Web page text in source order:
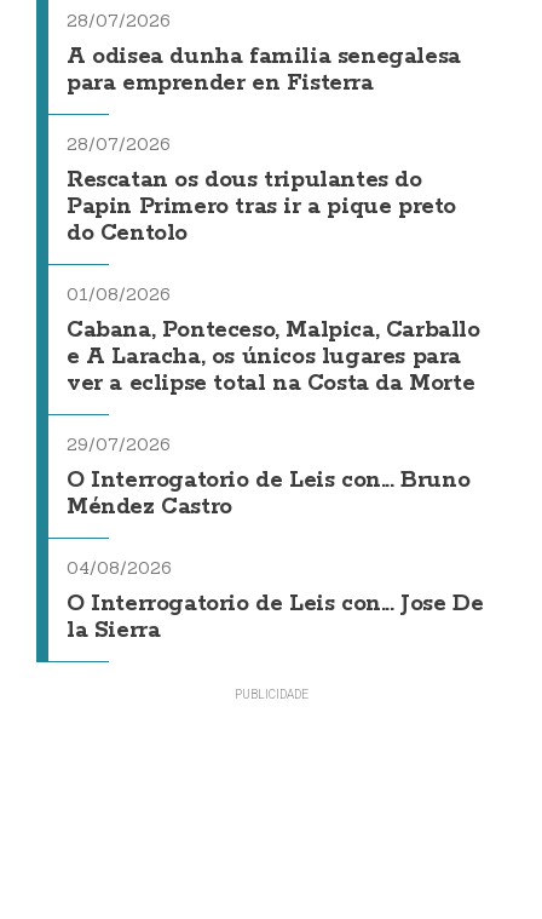
28/07/2026
A odisea dunha familia senegalesa
para emprender en Fisterra
28/07/2026
Rescatan os dous tripulantes do
Papin Primero tras ir a pique preto
do Centolo
01/08/2026
Cabana, Ponteceso, Malpica, Carballo
e A Laracha, os únicos lugares para
ver a eclipse total na Costa da Morte
29/07/2026
O Interrogatorio de Leis con... Bruno
Méndez Castro
04/08/2026
O Interrogatorio de Leis con... Jose De
la Sierra